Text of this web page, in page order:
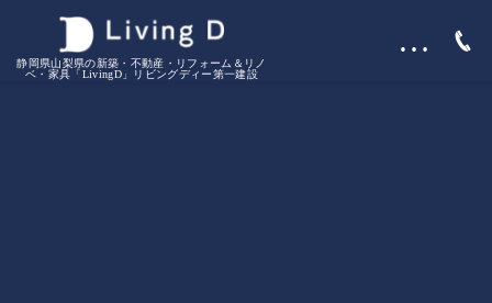
静岡県山梨県の新築・不動産・リフォーム＆リノ
ベ・家具「LivingD」リビングディー第一建設
…